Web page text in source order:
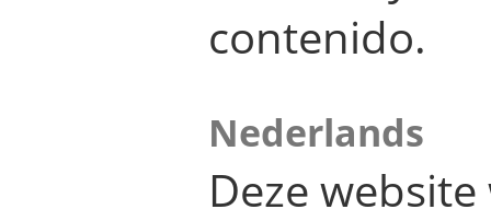
contenido.
Nederlands
Deze